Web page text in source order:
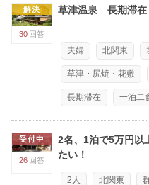
解決
30 回答
草津温泉 長期滞在
夫婦 北関東
草津・尻焼・花敷
長期滞在 一泊二
受付中
26 回答
2名、1泊で5万円以
たい！
2人 北関東